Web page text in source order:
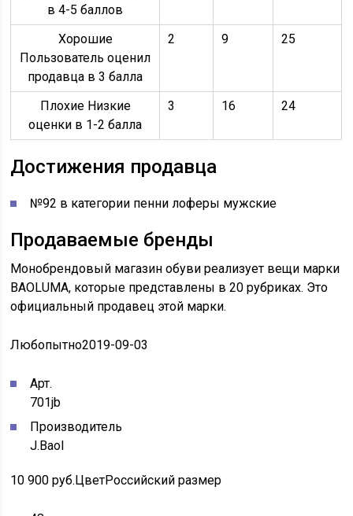
в 4-5 баллов
Хорошие
Пользователь оценил
продавца в 3 балла
2 9 25
Плохие Низкие
оценки в 1-2 балла
3 16 24
Достижения продавца
№92 в категории пенни лоферы мужские
Продаваемые бренды
Монобрендовый магазин обуви реализует вещи марки
BAOLUMA, которые представлены в 20 рубриках. Это
официальный продавец этой марки.
Любопытно2019-09-03
Арт.
701jb
Производитель
J.Baol
10 900 руб.ЦветРоссийский размер